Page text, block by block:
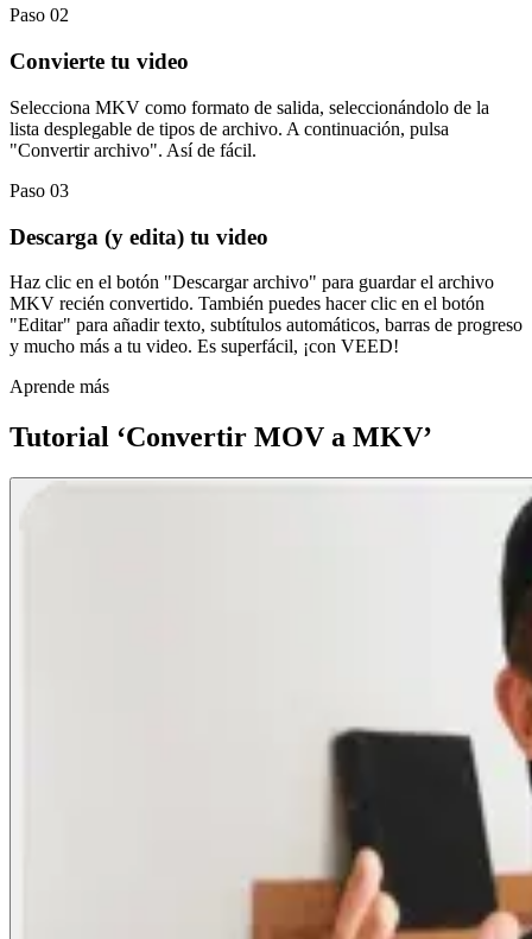
Paso 02
Convierte tu video
Selecciona MKV como formato de salida, seleccionándolo de la
lista desplegable de tipos de archivo. A continuación, pulsa
"Convertir archivo". Así de fácil.
Paso 03
Descarga (y edita) tu video
Haz clic en el botón "Descargar archivo" para guardar el archivo
MKV recién convertido. También puedes hacer clic en el botón
"Editar" para añadir texto, subtítulos automáticos, barras de progreso
y mucho más a tu video. Es superfácil, ¡con VEED!
Aprende más
Tutorial ‘Convertir MOV a MKV’